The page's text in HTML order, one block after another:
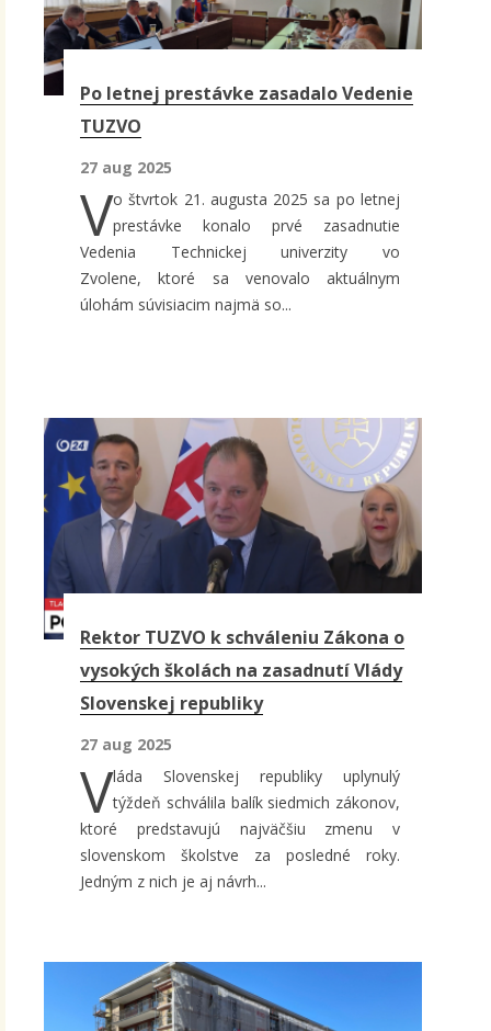
Po letnej prestávke zasadalo Vedenie
TUZVO
27 aug 2025
Vo štvrtok 21. augusta 2025 sa po letnej
prestávke konalo prvé zasadnutie
Vedenia Technickej univerzity vo
Zvolene, ktoré sa venovalo aktuálnym
úlohám súvisiacim najmä so...
Rektor TUZVO k schváleniu Zákona o
vysokých školách na zasadnutí Vlády
Slovenskej republiky
27 aug 2025
Vláda Slovenskej republiky uplynulý
týždeň schválila balík siedmich zákonov,
ktoré predstavujú najväčšiu zmenu v
slovenskom školstve za posledné roky.
Jedným z nich je aj návrh...